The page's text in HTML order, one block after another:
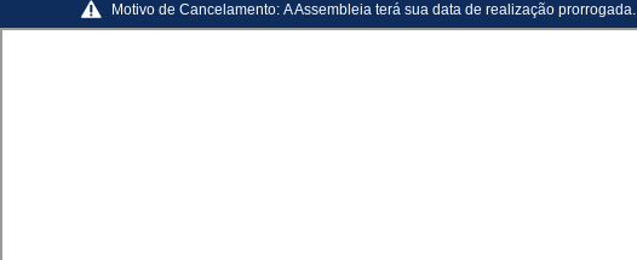
Motivo de Cancelamento: A Assembleia terá sua data de realização prorrogada.